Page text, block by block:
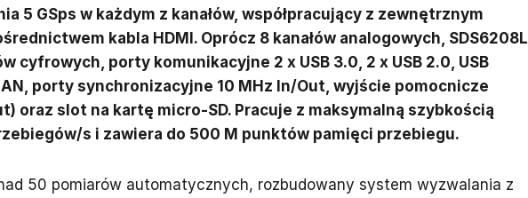
5 GSps w każdym z kanałów, współpracujący z zewnętrznym
kabla HDMI. Oprócz 8 kanałów analogowych, SDS6208L
cyfrowych, porty komunikacyjne 2 x USB 3.0, 2 x USB 2.0, USB
porty synchronizacyjne 10 MHz In/Out, wyjście pomocnicze
oraz slot na kartę micro-SD. Pracuje z maksymalną szybkością
s i zawiera do 500 M punktów pamięci przebiegu.
50 pomiarów automatycznych, rozbudowany system wyzwalania z